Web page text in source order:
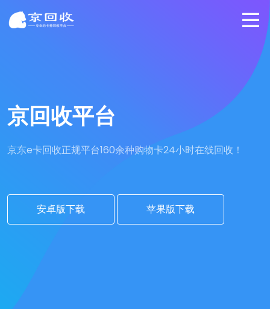
京回收平台
京东e卡回收正规平台160余种购物卡24小时在线回收！
安卓版下载 苹果版下载